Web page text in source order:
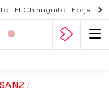
El Chiringuito Forjado